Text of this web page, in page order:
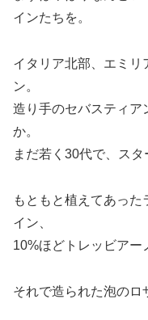
インたちを。
イタリア北部、エミリ
ン。
造り手のセバスティア
か。
まだ若く30代で、スタ
もともと植えてあっ
イン、
10%ほどトレッビアー
それで造られた泡のロ